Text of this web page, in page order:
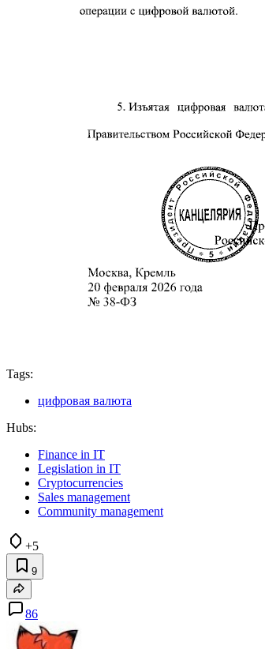
Tags:
цифровая валюта
Hubs:
Finance in IT
Legislation in IT
Cryptocurrencies
Sales management
Community management
+5
9
86